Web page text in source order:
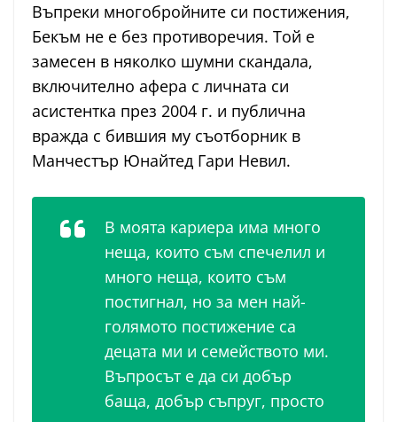
Въпреки многобройните си постижения,
Бекъм не е без противоречия. Той е
замесен в няколко шумни скандала,
включително афера с личната си
асистентка през 2004 г. и публична
вражда с бившия му съотборник в
Манчестър Юнайтед Гари Невил.
В моята кариера има много
неща, които съм спечелил и
много неща, които съм
постигнал, но за мен най-
голямото постижение са
децата ми и семейството ми.
Въпросът е да си добър
баща, добър съпруг, просто